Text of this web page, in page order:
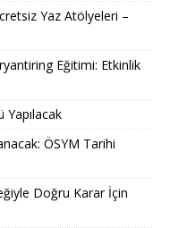
Yaz Atölyeleri –
Eğitimi: Etkinlik
Yapılacak
ÖSYM Tarihi
Doğru Karar İçin